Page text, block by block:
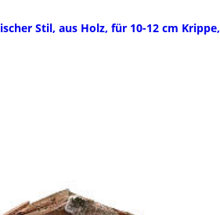
Stil, aus Holz, für 10-12 cm Krippe,